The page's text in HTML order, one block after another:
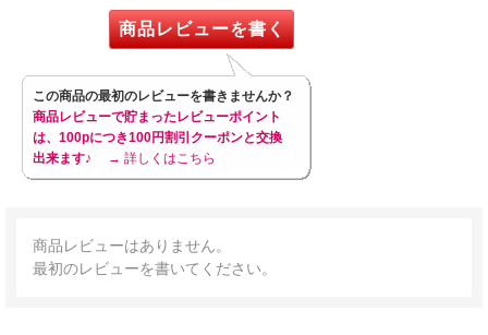
商品レビューを書く
この商品の最初のレビューを書きませんか？
商品レビューで貯まったレビューポイント
は、100pにつき100円割引クーポンと交換
出来ます♪
→ 詳しくはこちら
商品レビューはありません。
最初のレビューを書いてください。